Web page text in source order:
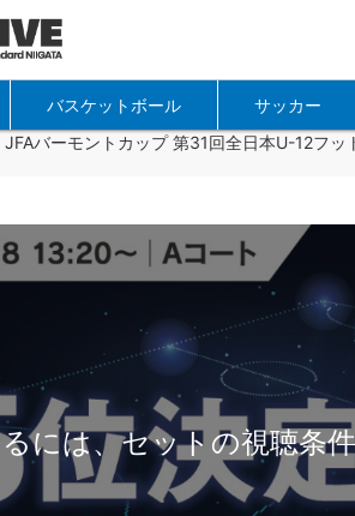
バスケットボール サッカー
JFAバーモントカップ 第31回全日本U-12フ
には、セットの視聴条